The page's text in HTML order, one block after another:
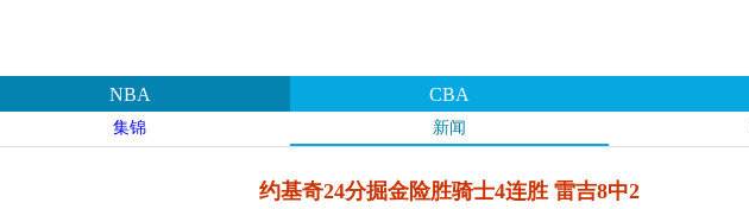
NBA CBA
集锦 新闻
约基奇24分掘金险胜骑士4连胜 雷吉8中2